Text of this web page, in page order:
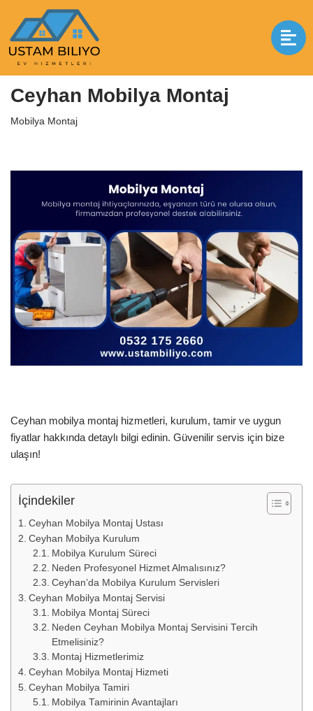
İçeriğe
geç
Anasayfa|Mobilya Montaj
Ceyhan Mobilya Montaj
Mobilya Montaj
Ceyhan mobilya montaj hizmetleri, kurulum, tamir ve uygun
fiyatlar hakkında detaylı bilgi edinin. Güvenilir servis için bize
ulaşın!
İçindekiler
Ceyhan Mobilya Montaj Ustası
Ceyhan Mobilya Kurulum
Mobilya Kurulum Süreci
Neden Profesyonel Hizmet Almalısınız?
Ceyhan’da Mobilya Kurulum Servisleri
Ceyhan Mobilya Montaj Servisi
Mobilya Montaj Süreci
Neden Ceyhan Mobilya Montaj Servisini Tercih
Etmelisiniz?
Montaj Hizmetlerimiz
Ceyhan Mobilya Montaj Hizmeti
Ceyhan Mobilya Tamiri
Mobilya Tamirinin Avantajları